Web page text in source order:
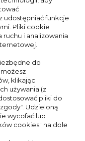
oraz
udostępniać funkcje
Pliki cookie
i analizowania
do
klikając
używania (z
pliki do
Udzieloną
wycofać lub
cookies" na dole